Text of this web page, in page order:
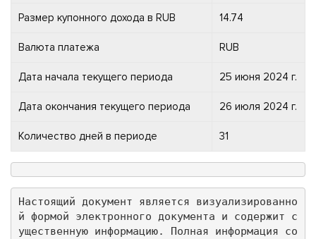
Размер купонного дохода в RUB 14.74
Валюта платежа RUB
Дата начала текущего периода 25 июня 2024 г.
Дата окончания текущего периода 26 июля 2024 г.
Количество дней в периоде 31
Настоящий документ является визуализированно
й формой электронного документа и содержит с
ущественную информацию. Полная информация со